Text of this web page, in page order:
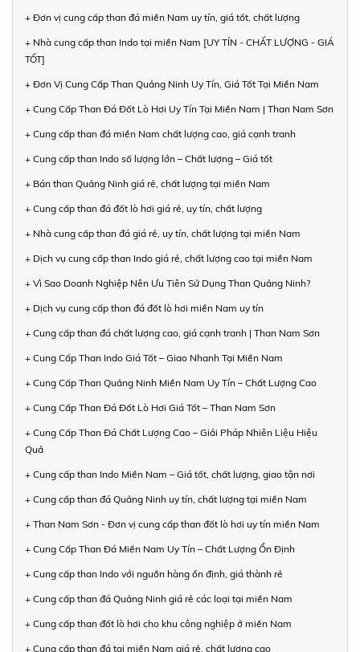
+ Đơn vị cung cấp than đá miền Nam uy tín, giá tốt, chất lượng
+ Nhà cung cấp than Indo tại miền Nam [UY TÍN - CHẤT LƯỢNG - GIÁ
TỐT]
+ Đơn Vị Cung Cấp Than Quảng Ninh Uy Tín, Giá Tốt Tại Miền Nam
+ Cung Cấp Than Đá Đốt Lò Hơi Uy Tín Tại Miền Nam | Than Nam Sơn
+ Cung cấp than đá miền Nam chất lượng cao, giá cạnh tranh
+ Cung cấp than Indo số lượng lớn – Chất lượng – Giá tốt
+ Bán than Quảng Ninh giá rẻ, chất lượng tại miền Nam
+ Cung cấp than đá đốt lò hơi giá rẻ, uy tín, chất lượng
+ Nhà cung cấp than đá giá rẻ, uy tín, chất lượng tại miền Nam
+ Dịch vụ cung cấp than Indo giá rẻ, chất lượng cao tại miền Nam
+ Vì Sao Doanh Nghiệp Nên Ưu Tiên Sử Dụng Than Quảng Ninh?
+ Dịch vụ cung cấp than đá đốt lò hơi miền Nam uy tín
+ Cung cấp than đá chất lượng cao, giá cạnh tranh | Than Nam Sơn
+ Cung Cấp Than Indo Giá Tốt – Giao Nhanh Tại Miền Nam
+ Cung Cấp Than Quảng Ninh Miền Nam Uy Tín – Chất Lượng Cao
+ Cung Cấp Than Đá Đốt Lò Hơi Giá Tốt – Than Nam Sơn
+ Cung Cấp Than Đá Chất Lượng Cao – Giải Pháp Nhiên Liệu Hiệu
Quả
+ Cung cấp than Indo Miền Nam – Giá tốt, chất lượng, giao tận nơi
+ Cung cấp than đá Quảng Ninh uy tín, chất lượng tại miền Nam
+ Than Nam Sơn - Đơn vị cung cấp than đốt lò hơi uy tín miền Nam
+ Cung Cấp Than Đá Miền Nam Uy Tín – Chất Lượng Ổn Định
+ Cung cấp than Indo với nguồn hàng ổn định, giá thành rẻ
+ Cung cấp than đá Quảng Ninh giá rẻ các loại tại miền Nam
+ Cung cấp than đốt lò hơi cho khu công nghiệp ở miền Nam
+ Cung cấp than đá tại miền Nam giá rẻ, chất lượng cao